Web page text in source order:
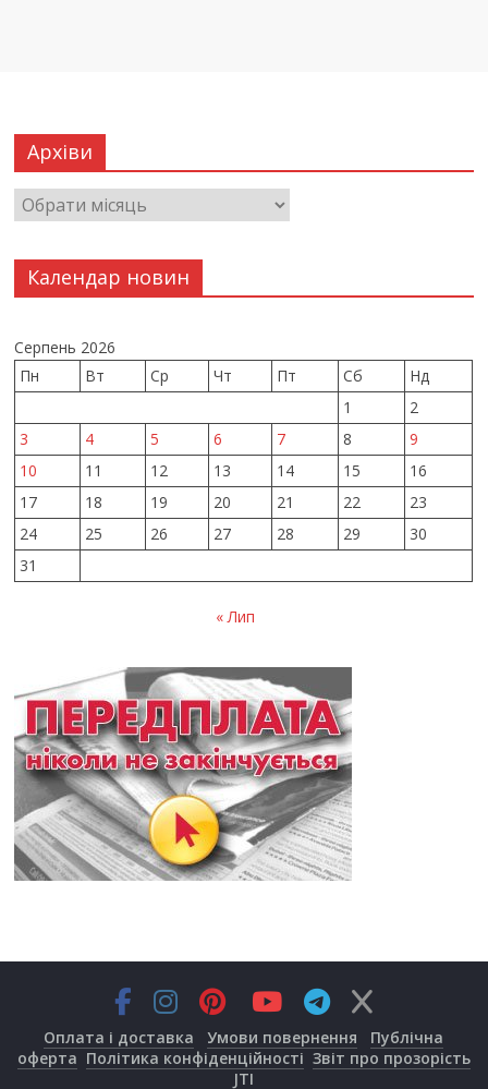
Архіви
Календар новин
Серпень 2026
Пн
Вт Ср Чт Пт Сб
Нд
1
2
3
4 5 6 7 8
9
10
11 12 13 14 15
16
17
18 19 20 21 22
23
24
25 26 27 28 29
30
31
« Лип
Оплата і доставка Умови повернення
Публічна
оферта Політика конфіденційності Звіт про прозорість
JTI